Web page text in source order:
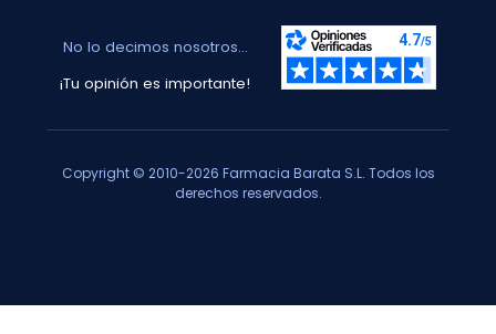
No lo decimos nosotros...
¡Tu opinión es importante!
Copyright © 2010-2026 Farmacia Barata S.L. Todos los
derechos reservados.